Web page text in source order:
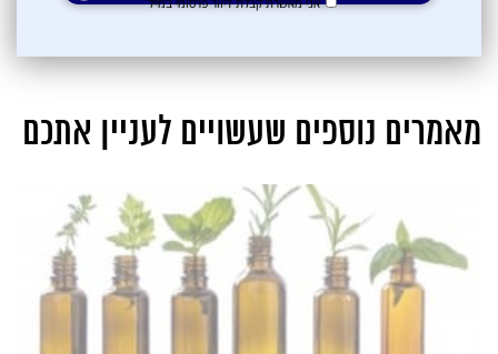
מאמרים נוספים שעשויים לעניין אתכם